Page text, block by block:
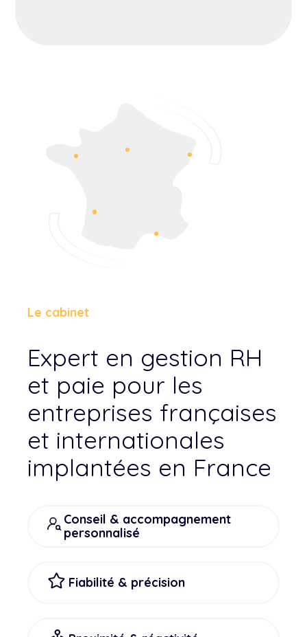
Le cabinet
Expert en gestion RH
et paie pour les
entreprises françaises
et internationales
implantées en France
Conseil & accompagnement
personnalisé
Fiabilité & précision